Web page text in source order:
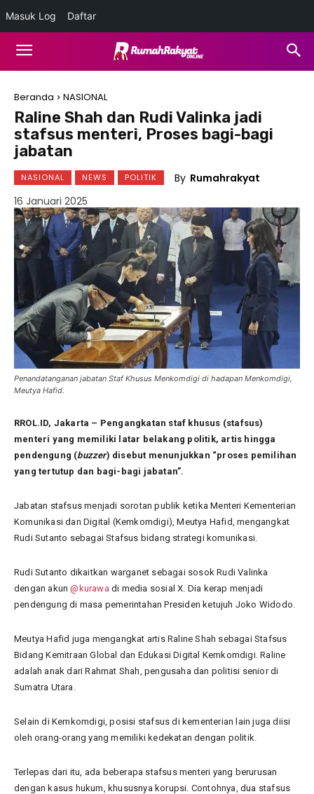
Beranda NASIONAL
Raline Shah dan Rudi Valinka jadi
stafsus menteri, Proses bagi-bagi
jabatan
NASIONAL NEWS POLITIK By Rumahrakyat
16 Januari 2025
Penandatanganan jabatan Staf Khusus Menkomdigi di hadapan Menkomdigi,
Meutya Hafid.
RROL.ID, Jakarta – Pengangkatan staf khusus (stafsus)
menteri yang memiliki latar belakang politik, artis hingga
pendengung (buzzer) disebut menunjukkan “proses pemilihan
yang tertutup dan bagi-bagi jabatan”.
Jabatan stafsus menjadi sorotan publik ketika Menteri Kementerian
Komunikasi dan Digital (Kemkomdigi), Meutya Hafid, mengangkat
Rudi Sutanto sebagai Stafsus bidang strategi komunikasi.
Rudi Sutanto dikaitkan warganet sebagai sosok Rudi Valinka
dengan akun@kurawadi media sosial X. Dia kerap menjadi
pendengung di masa pemerintahan Presiden ketujuh Joko Widodo.
Meutya Hafid juga mengangkat artis Raline Shah sebagai Stafsus
Bidang Kemitraan Global dan Edukasi Digital Kemkomdigi. Raline
adalah anak dari Rahmat Shah, pengusaha dan politisi senior di
Sumatra Utara.
Selain di Kemkomdigi, posisi stafsus di kementerian lain juga diisi
oleh orang-orang yang memiliki kedekatan dengan politik.
Terlepas dari itu, ada beberapa stafsus menteri yang berurusan
dengan kasus hukum, khususnya korupsi. Contohnya, dua stafsus
Masuk Log Daftar